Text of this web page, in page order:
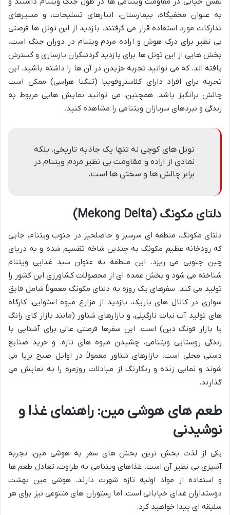
به عنوان مخفیگاه، بیمارستان، انبارهای تسلیحات، و مسیرهای
تدارکات مورد استفاده قرار می گرفتند. بازدید از این تونل ها فرصتی
بی نظیر برای درک هوش و اراده مردم ویتنام در دوران جنگ است.
بخش هایی از این تونل ها برای بازدید گردشگران بازسازی و گسترش
یافته اند، که می توانید تجربه خزیدن در آن ها را داشته باشید. این
تجربه برای افراد دارای کلاستروفوبیا (تنگنا هراسی) ممکن است
چالش برانگیز باشد. همچنین، می توانید نمایش هایی مربوط به
زندگی و نبردهای سربازان ویتنامی را مشاهده کنید.
تونل های کوچی نه تنها یک جاذبه تاریخی، بلکه
نمادی از اراده و مقاومت بی نظیر مردم ویتنام در
برابر چالش ها و سختی ها است.
دلتای مکونگ (Mekong Delta)
دلتای مکونگ، منطقه ای سرسبز و حاصلخیز در جنوب ویتنام، جایی
که رودخانه عظیم مکونگ به چندین شاخه تقسیم شده و به دریای
چین جنوبی می ریزد. این منطقه به عنوان سبد غذایی ویتنام
شناخته می شود و بخش عمده ای از محصولات کشاورزی این کشور را
تولید می کند. سفرهای یک روزه به دلتای مکونگ معمولاً شامل قایق
سواری در کانال های باریک، بازدید از مزارع میوه استوایی، کارگاه
های تولید آب نبات نارگیلی، و بازارهای شناور (مانند بازار کای رانگ
یا بازار فونگ دین) است. این سفرها فرصتی عالی برای آشنایی با
زندگی روستایی ویتنامی، چشیدن میوه های تازه، و خرید صنایع
دستی محلی است. بازارهای شناور معمولاً در اوایل صبح برپا می
شوند و نمایی زنده و رنگارنگ از مبادلات روزمره را به نمایش می
گذارند.
طعم های هوشی مین: راهنمای غذا و
نوشیدنی
یکی از لذت بخش ترین بخش های سفر به هوشی مین، تجربه
آشپزی بی نظیر آن است. غذاهای ویتنامی به طراوت، تعادل طعم ها
و استفاده از مواد اولیه تازه شهرت دارند. هوشی مین بهشت
دوستداران غذای خیابانی است، اما رستوران های متنوعی نیز برای هر
سلیقه ای پیدا خواهید کرد.